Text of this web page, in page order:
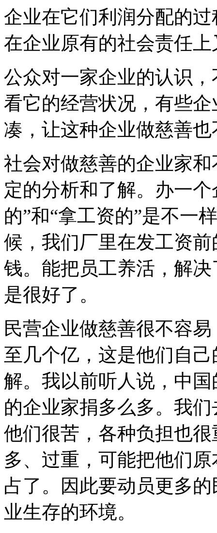
企业在它们利润分配的
在企业原有的社会责任
公众对一家企业的认识
看它的经营状况，有些
凑，让这种企业做慈善
社会对做慈善的企业家
定的分析和了解。办一
的”和“拿工资的”是不一
候，我们厂里在发工资
钱。能把员工养活，解
是很好了。
民营企业做慈善很不容
至几个亿，这是他们自
解。我以前听人说，中
的企业家捐多么多。我
他们很苦，各种负担也
多、过重，可能把他们
占了。因此要动员更多
业生存的环境。